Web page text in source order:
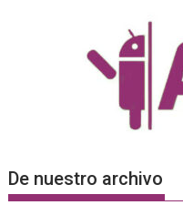
De nuestro archivo